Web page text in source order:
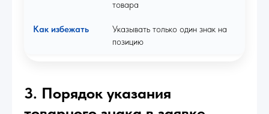
товара
Указывать только один знак на
позицию
3. Порядок указания